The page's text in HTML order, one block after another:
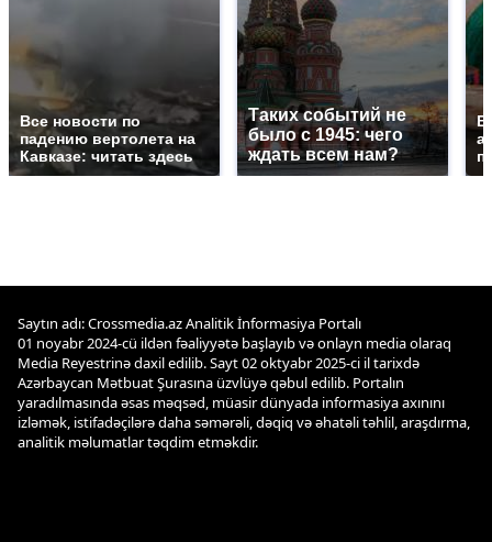
Все новости по
падению вертолета на
Кавказе: читать здесь
Таких событий не
было с 1945: чего
ждать всем нам?
В
Saytın adı: Crossmedia.az Analitik İnformasiya Portalı
01 noyabr 2024-cü ildən fəaliyyətə başlayıb və onlayn media olaraq
Media Reyestrinə daxil edilib. Sayt 02 oktyabr 2025-ci il tarixdə
Azərbaycan Mətbuat Şurasına üzvlüyə qəbul edilib. Portalın
yaradılmasında əsas məqsəd, müasir dünyada informasiya axınını
izləmək, istifadəçilərə daha səmərəli, dəqiq və əhatəli təhlil, araşdırma,
analitik məlumatlar təqdim etməkdir.